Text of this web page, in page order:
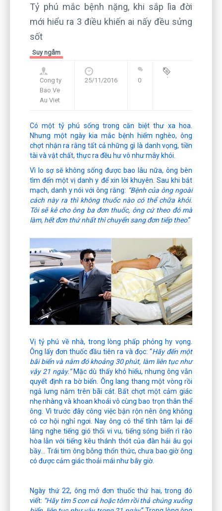
Tỷ phú mắc bệnh nặng, khi sắp lìa đời
mới hiểu ra 3 điều khiến ai nấy đều sửng
sốt
Suy ngẫm
Cong ty
Bao Ve
Au Viet
25/11/2016 0 Blog
Có một tỷ phú sống trong căn biệt thư xa hoa.
Nhưng một ngày kia mắc bệnh hiểm nghèo, ông
chợt nhận ra rằng tất cả những gì là danh vọng, tiền
tài và vật chất, thực ra đều hư vô như mây khói.
Vì lo sợ sẽ không sống được bao lâu nữa, ông bèn
tìm đến một vị danh y để xin lời khuyên. Sau khi bắt
mạch, danh y nói với ông rằng: “Bệnh của ông ngoài
cách này ra thì không thuốc nào có thể chữa khỏi.
Tôi sẽ kê cho ông ba đơn thuốc, ông cứ theo đó mà
làm, hết đơn thứ nhất thì chuyển sang đơn tiếp theo.”
Vị tỷ phú về nhà, trong lòng phấp phỏng hy vọng.
Ông lấy đơn thuốc đầu tiên ra và đọc: “Hãy đến một
bãi biển và nằm đó khoảng 30 phút, làm liên tục như
vậy 21 ngày.” Mặc dù thấy khó hiểu, nhưng ông vẫn
quyết định ra bờ biển. Ông lang thang một vòng rồi
ngả lưng nằm trên bãi cát. Bất chợt một cảm giác
nhẹ nhàng và khoan khoái vô cùng bao trọn thân thể
ông. Vì trước đây công việc bận rộn nên ông không
có cơ hội nghỉ ngơi. Nay ông có thể tĩnh tâm lại để
lắng nghe tiếng gió thổi vi vu, tiếng sóng biển rì rào
hòa lẫn với tiếng kêu thánh thót của đàn hải âu gọi
bầy… Trái tim ông bỗng thổn thức, chưa bao giờ ông
có được cảm giác thoải mái như bây giờ.
Ngày thứ 22, ông mở đơn thuốc thứ hai, trong đó
viết: “Hãy tìm 5 con cá hoặc tôm rồi thả chúng xuống